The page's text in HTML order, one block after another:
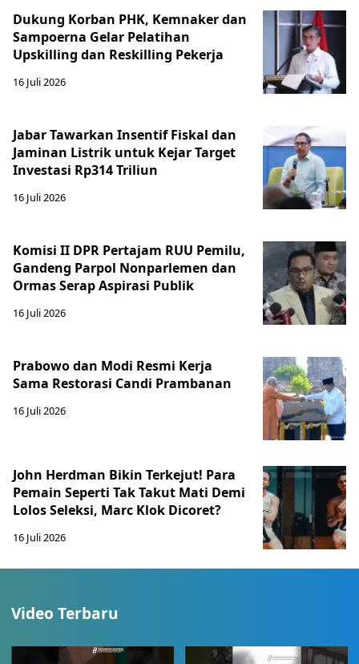
Dukung Korban PHK, Kemnaker dan
Sampoerna Gelar Pelatihan
Upskilling dan Reskilling Pekerja
16 Juli 2026
Jabar Tawarkan Insentif Fiskal dan
Jaminan Listrik untuk Kejar Target
Investasi Rp314 Triliun
16 Juli 2026
Komisi II DPR Pertajam RUU Pemilu,
Gandeng Parpol Nonparlemen dan
Ormas Serap Aspirasi Publik
16 Juli 2026
Prabowo dan Modi Resmi Kerja
Sama Restorasi Candi Prambanan
16 Juli 2026
John Herdman Bikin Terkejut! Para
Pemain Seperti Tak Takut Mati Demi
Lolos Seleksi, Marc Klok Dicoret?
16 Juli 2026
Video Terbaru